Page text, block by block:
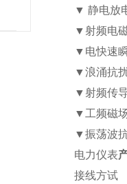
▼静电放
▼ 射频电
▼ 电快速
▼浪涌抗
▼ 射频传
▼ 工频磁
▼振荡波
电力仪表
接线方试